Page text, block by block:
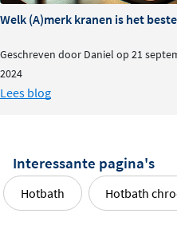
Welk (A)merk kranen is het
Geschreven door Daniel op 21
2024
Lees blog
Interessante pagina's
Hotbath Hotbath